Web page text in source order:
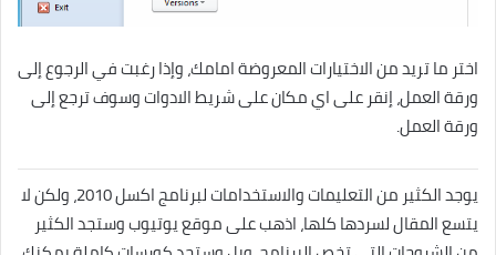
اختر ما تريد من الاختيارات المعروضة امامك، وإذا رغبت في الرجوع إلى
ورقة العمل، إنقر على اي مكان على شريط الادوات وسوف ترجع إلى
ورقة العمل.
يوجد الكثير من التعليمات والاستخدامات لبرنامج اكسل 2010، ولكن لا
يتسع المقال لسردها كلها، اذهب على موقع يوتيوب وستجد الكثير